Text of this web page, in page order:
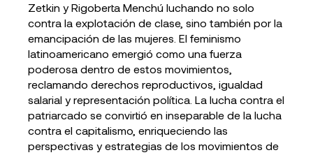
Zetkin y Rigoberta Menchú luchando no solo
contra la explotación de clase, sino también por la
emancipación de las mujeres. El feminismo
latinoamericano emergió como una fuerza
poderosa dentro de estos movimientos,
reclamando derechos reproductivos, igualdad
salarial y representación política. La lucha contra el
patriarcado se convirtió en inseparable de la lucha
contra el capitalismo, enriqueciendo las
perspectivas y estrategias de los movimientos de